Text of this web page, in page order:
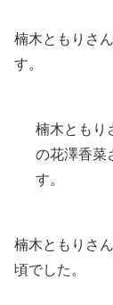
楠木ともりさ
す。
楠木ともり
の花澤香菜
す。
楠木ともりさ
頃でした。